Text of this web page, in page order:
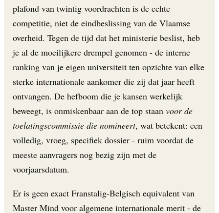
plafond van twintig voordrachten is de echte
competitie, niet de eindbeslissing van de Vlaamse
overheid. Tegen de tijd dat het ministerie beslist, heb
je al de moeilijkere drempel genomen - de interne
ranking van je eigen universiteit ten opzichte van elke
sterke internationale aankomer die zij dat jaar heeft
ontvangen. De hefboom die je kansen werkelijk
beweegt, is onmiskenbaar aan de top staan voor de
toelatingscommissie die nomineert, wat betekent: een
volledig, vroeg, specifiek dossier - ruim voordat de
meeste aanvragers nog bezig zijn met de
voorjaarsdatum.
Er is geen exact Franstalig-Belgisch equivalent van
Master Mind voor algemene internationale merit - de